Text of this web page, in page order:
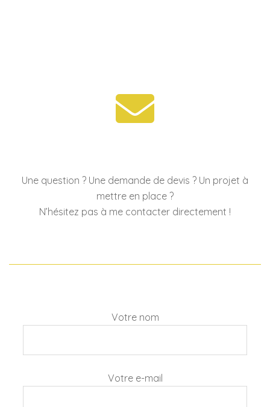
menu
Une question ? Une demande de devis ? Un projet à
mettre en place ?
N’hésitez pas à me contacter directement !
Votre nom
Votre e-mail